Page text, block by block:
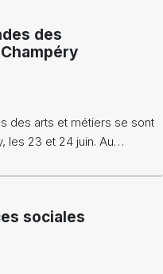
des
des arts et métiers se sont
les 23 et 24 juin. Au…
sociales